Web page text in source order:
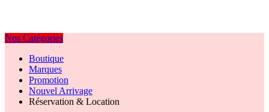
Nos Catégories
Boutique
Marques
Promotion
Nouvel Arrivage
Réservation & Location